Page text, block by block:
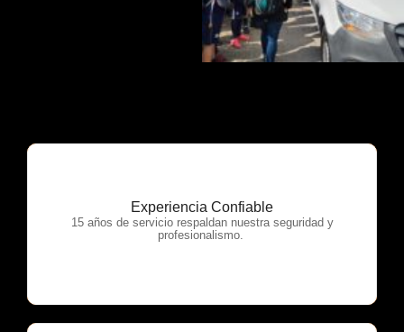
Experiencia Confiable
15 años de servicio respaldan nuestra seguridad y
profesionalismo.
OTP Servicios